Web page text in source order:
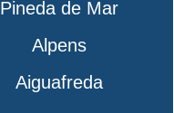
Pineda de Mar
Alpens
Aiguafreda